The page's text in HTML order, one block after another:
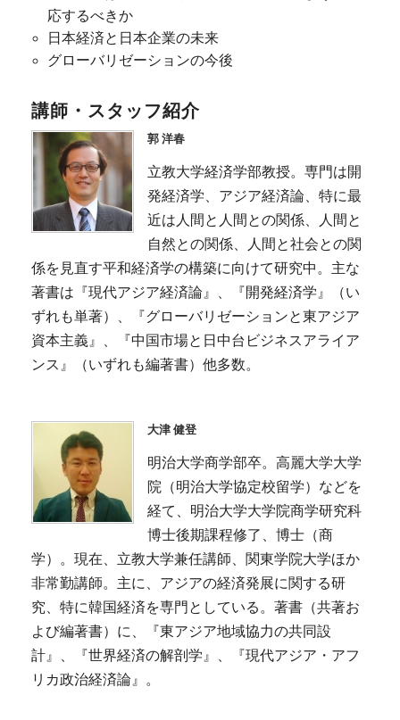
応するべきか
日本経済と日本企業の未来
グローバリゼーションの今後
講師・スタッフ紹介
郭 洋春
立教大学経済学部教授。専門は開
発経済学、アジア経済論、特に最
近は人間と人間との関係、人間と
自然との関係、人間と社会との関
係を見直す平和経済学の構築に向けて研究中。主な
著書は『現代アジア経済論』、『開発経済学』（い
ずれも単著）、『グローバリゼーションと東アジア
資本主義』、『中国市場と日中台ビジネスアライア
ンス』（いずれも編著書）他多数。
大津 健登
明治大学商学部卒。高麗大学大学
院（明治大学協定校留学）などを
経て、明治大学大学院商学研究科
博士後期課程修了、博士（商
学）。現在、立教大学兼任講師、関東学院大学ほか
非常勤講師。主に、アジアの経済発展に関する研
究、特に韓国経済を専門としている。著書（共著お
よび編著書）に、『東アジア地域協力の共同設
計』、『世界経済の解剖学』、『現代アジア・アフ
リカ政治経済論』。